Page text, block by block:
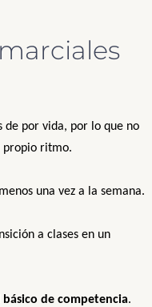
de por vida, por lo que no
propio ritmo.
una vez a la semana.
a clases en un
de competencia.